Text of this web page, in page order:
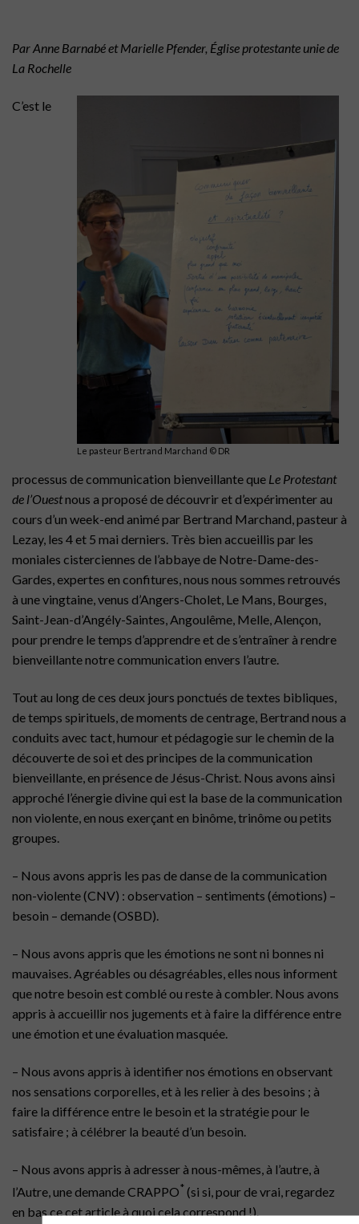
Par Anne Barnabé et Marielle Pfender, Église protestante unie de
La Rochelle
Le pasteur Bertrand Marchand © DR
C’est le
processus de communication bienveillante que Le Protestant
de l’Ouestnous a proposé de découvrir et d’expérimenter au
cours d’un week-end animé par Bertrand Marchand, pasteur à
Lezay, les 4 et 5 mai derniers. Très bien accueillis par les
moniales cisterciennes de l’abbaye de Notre-Dame-des-
Gardes, expertes en confitures, nous nous sommes retrouvés
à une vingtaine, venus d’Angers-Cholet, Le Mans, Bourges,
Saint-Jean-d’Angély-Saintes, Angoulême, Melle, Alençon,
pour prendre le temps d’apprendre et de s’entraîner à rendre
bienveillante notre communication envers l’autre.
Tout au long de ces deux jours ponctués de textes bibliques,
de temps spirituels, de moments de centrage, Bertrand nous a
conduits avec tact, humour et pédagogie sur le chemin de la
découverte de soi et des principes de la communication
bienveillante, en présence de Jésus-Christ. Nous avons ainsi
approché l’énergie divine qui est la base de la communication
non violente, en nous exerçant en binôme, trinôme ou petits
groupes.
– Nous avons appris les pas de danse de la communication
non-violente (CNV) : observation – sentiments (émotions) –
besoin – demande (OSBD).
– Nous avons appris que les émotions ne sont ni bonnes ni
mauvaises. Agréables ou désagréables, elles nous informent
que notre besoin est comblé ou reste à combler. Nous avons
appris à accueillir nos jugements et à faire la différence entre
une émotion et une évaluation masquée.
– Nous avons appris à identifier nos émotions en observant
nos sensations corporelles, et à les relier à des besoins ; à
faire la différence entre le besoin et la stratégie pour le
satisfaire ; à célébrer la beauté d’un besoin.
– Nous avons appris à adresser à nous-mêmes, à l’autre, à
l’Autre, une demande CRAPPO*(si si, pour de vrai, regardez
en bas ce cet article à quoi cela correspond !).